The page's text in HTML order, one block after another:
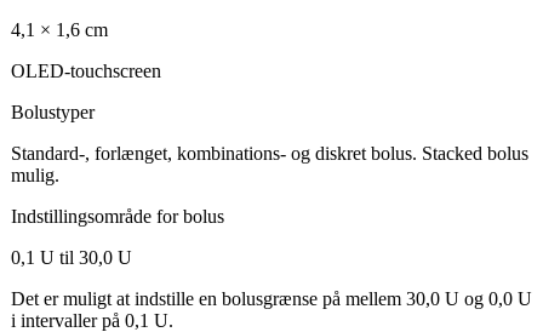
4,1 × 1,6 cm
OLED-touchscreen
Bolustyper
Standard-, forlænget, kombinations- og diskret bolus. Stacked bolus
mulig.
Indstillingsområde for bolus
0,1 U til 30,0 U
Det er muligt at indstille en bolusgrænse på mellem 30,0 U og 0,0 U
i intervaller på 0,1 U.